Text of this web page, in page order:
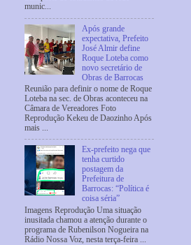
munic...
Após grande
expectativa, Prefeito
José Almir define
Roque Loteba como
novo secretário de
Obras de Barrocas
Reunião para definir o nome de Roque
Loteba na sec. de Obras aconteceu na
Câmara de Vereadores Foto
Reprodução Kekeu de Daozinho Após
mais ...
Ex-prefeito nega que
tenha curtido
postagem da
Prefeitura de
Barrocas: “Política é
coisa séria”
Imagens Reprodução Uma situação
inusitada chamou a atenção durante o
programa de Rubenilson Nogueira na
Rádio Nossa Voz, nesta terça-feira ...